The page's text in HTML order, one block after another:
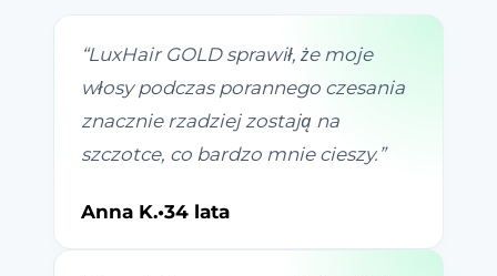
“LuxHair GOLD sprawił, że moje
włosy podczas porannego czesania
znacznie rzadziej zostają na
szczotce, co bardzo mnie cieszy. ”
Anna K.•34 lata